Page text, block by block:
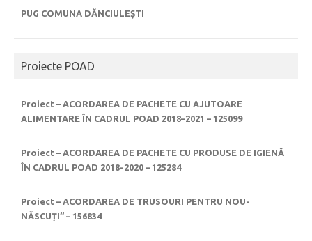
PUG COMUNA DĂNCIULEȘTI
Proiecte POAD
Proiect – ACORDAREA DE PACHETE CU AJUTOARE
ALIMENTARE ÎN CADRUL POAD 2018–2021 – 125099
Proiect – ACORDAREA DE PACHETE CU PRODUSE DE IGIENĂ
ÎN CADRUL POAD 2018-2020 – 125284
Proiect – ACORDAREA DE TRUSOURI PENTRU NOU-
NĂSCUȚI” – 156834